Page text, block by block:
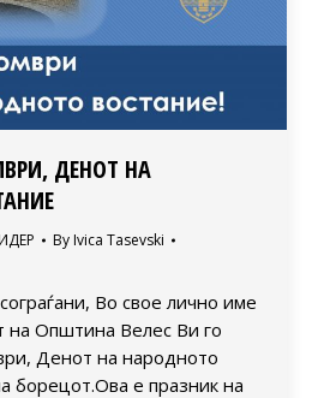
ДЕНОТ НА
By Ivica Tasevski
Во свое лично име
на Општина Велес Ви го
Денот на народното
борецот.Ова е празник на